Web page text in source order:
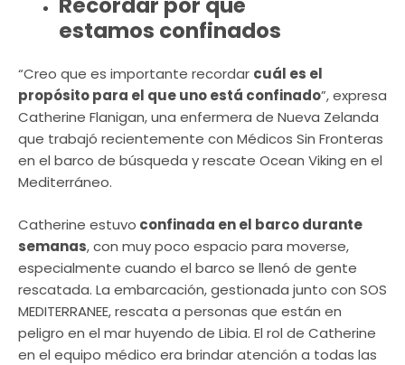
estamos confinados
“Creo que es importante recordar cuál es el
propósito para el que uno está confinado”, expresa
Catherine Flanigan, una enfermera de Nueva Zelanda
que trabajó recientemente con Médicos Sin Fronteras
en el barco de búsqueda y rescate Ocean Viking en el
Mediterráneo.
Catherine estuvo confinada en el barco durante
semanas, con muy poco espacio para moverse,
especialmente cuando el barco se llenó de gente
rescatada. La embarcación, gestionada junto con SOS
MEDITERRANEE, rescata a personas que están en
peligro en el mar huyendo de Libia. El rol de Catherine
en el equipo médico era brindar atención a todas las